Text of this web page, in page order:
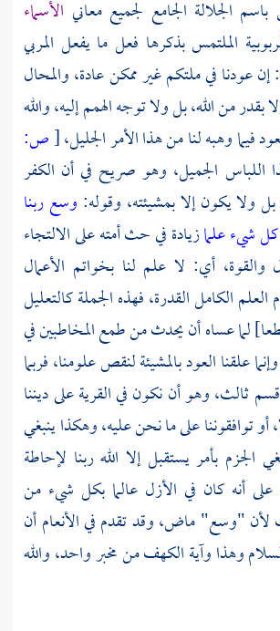
الجلالة الجامع لجميع معاني الأسماء
الملتمس بذكرها فعل ما يفعل المربي
إن عودنا في ملتكم غير ممكن عادة، والمحال
بقدر من الله، بل ولا توجه الهمم إليه، والله
فيما وهبه لنا من هذا الأمر الجليل،[ص:
اللباس الجميل، وهو صريح في أن الكفر
ولا يكون إلا بمشيئته، وقوله: وسع ربنا
كل شيء علمازيادة في حث أمته على الالتجاء
والقوة، أي: لا علم لنا بخواتم الأعمال
العلم الكامل القدرة، فهذه الجملة كالتعليل
لما عساه أن يحدث من طمع المخاطبين في
علقنا العود بالمشيئة لنقص علومنا، فربما
ثالث، وهو أن نكون في القرية على ديننا
أو توافقوننا على ما نحن عليه، وهكذا ينبغي
الجزم بأمر يستقبل إلا الله ربنا لإحاطة
على أنه كان في الأزل عالما بكل شيء من
لأن "وسع" ماض، وقد تقدم في الأنعام أن
وهذا وآية الكهف من مخبر واحد، والله